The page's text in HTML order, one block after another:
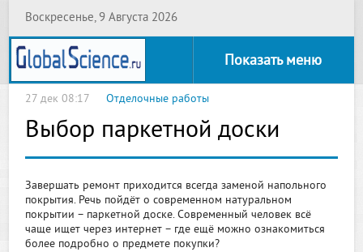
Воскресенье, 9 Августа 2026
Показать меню
27 дек 08:17 Отделочные работы
Выбор паркетной доски
Завершать ремонт приходится всегда заменой напольного
покрытия. Речь пойдёт о современном натуральном
покрытии – паркетной доске. Современный человек всё
чаще ищет через интернет – где ещё можно ознакомиться
более подробно о предмете покупки?